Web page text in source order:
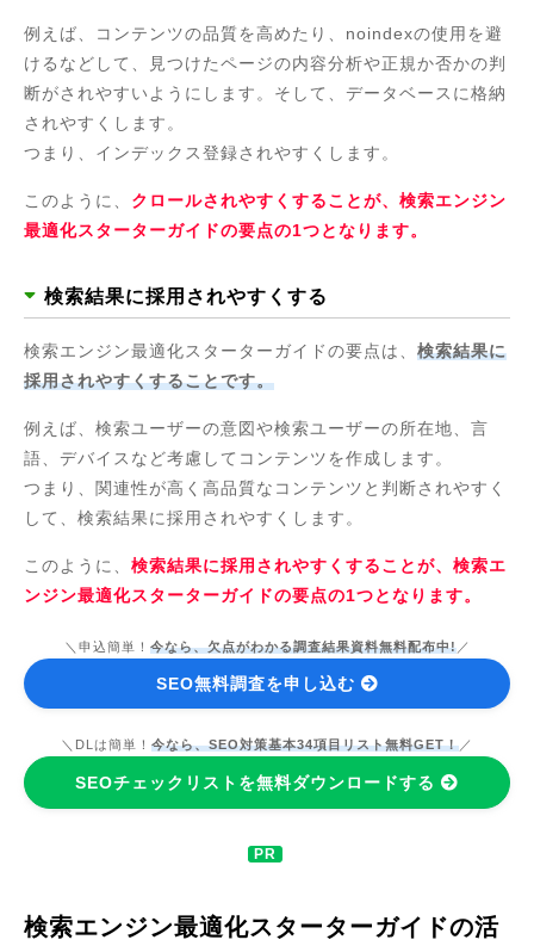
例えば、コンテンツの品質を高めたり、noindexの使用を避
けるなどして、見つけたページの内容分析や正規か否かの判
断がされやすいようにします。そして、データベースに格納
されやすくします。
つまり、インデックス登録されやすくします。
このように、 クロールされやすくすることが、検索エンジン
最適化スターターガイドの要点の1つとなります。
検索結果に採用されやすくする
検索エンジン最適化スターターガイドの要点は、 検索結果に
採用されやすくすることです。
例えば、検索ユーザーの意図や検索ユーザーの所在地、言
語、デバイスなど考慮してコンテンツを作成します。
つまり、関連性が高く高品質なコンテンツと判断されやすく
して、検索結果に採用されやすくします。
このように、 検索結果に採用されやすくすることが、検索エ
ンジン最適化スターターガイドの要点の1つとなります。
＼申込簡単！ 今なら、欠点がわかる調査結果資料無料配布中!／
SEO無料調査を申し込む
＼DLは簡単！ 今なら、SEO対策基本34項目リスト無料GET！ ／
SEOチェックリストを無料ダウンロードする
検索エンジン最適化スターターガイドの活